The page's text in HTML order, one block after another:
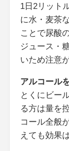
1日2リット
に水・麦茶
ことで尿酸
ジュース・
いため注意
アルコール
とくにビー
る方は量を
コール全般
えても効果